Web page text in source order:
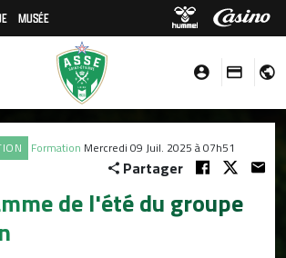
MUSÉE
Formation Mercredi 09 Juil. 2025 à 07h51
Partager
de l'été du groupe